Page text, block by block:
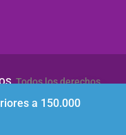
a 150.000
. Todos los derechos